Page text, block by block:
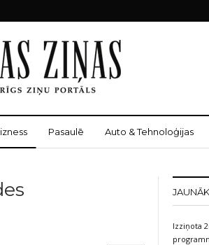
Pasaulē Auto & Tehnoloģijas
Izziņota